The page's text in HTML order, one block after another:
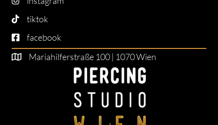
tiktok
facebook
Mariahilferstraße 100 | 1070 Wien